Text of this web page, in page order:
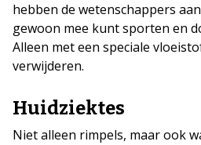
hebben de wetenschappers
gewoon mee kunt sporten en
Alleen met een speciale
verwijderen.
Huidziektes
Niet alleen rimpels, maar ook